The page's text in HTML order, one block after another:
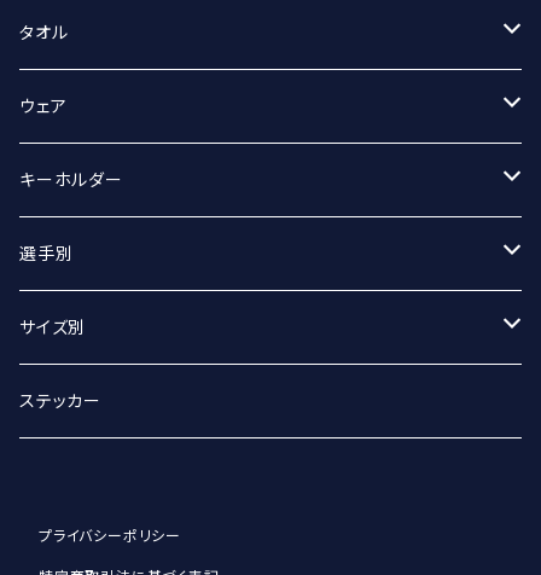
タオル
スポーツタオル
マフラータオル
ウェア
Tシャツ
Tシャツ（オーバーサイズ）
ベースボールシャツ
選手別
キーホルダー
丸アクキー
ユニフォームアクキー
選手別
#2 宮坂侑選手
#9 ジグマルス・ライモ選手
#13 小澤崚選手
サイズ別
Sサイズ
Lサイズ
ステッカー
プライバシーポリシー